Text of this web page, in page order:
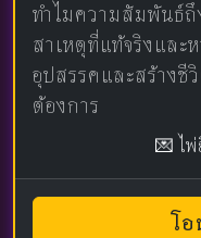
ทำไมความสัมพันธ์
สาเหตุที่แท้จริงและ
อุปสรรคและสร้างชี
ต้องการ
💌 ไ
โ